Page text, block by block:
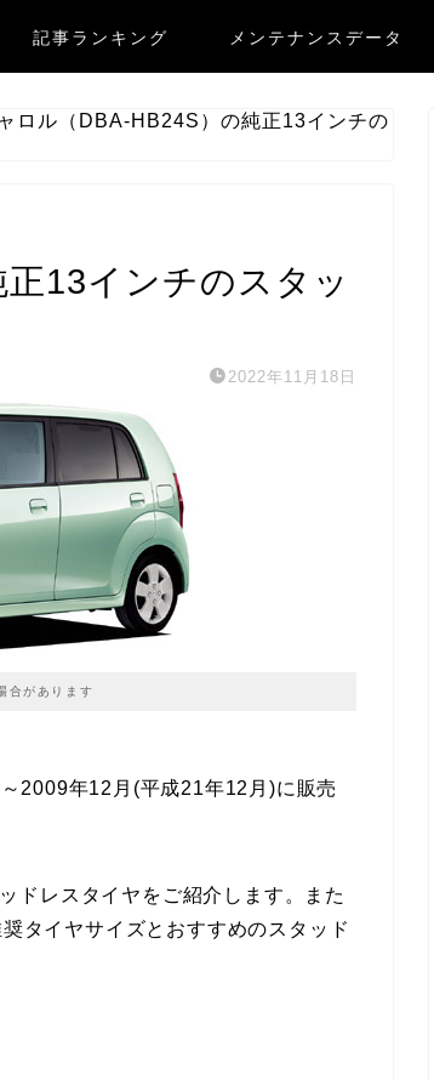
記事ランキング メンテナンスデータ
ロル（DBA-HB24S）の純正13インチの
13インチのスタッ
2022年11月18日
合があります
2009年12月(平成21年12月)に販売
ドレスタイヤをご紹介します。また
タイヤサイズとおすすめのスタッド